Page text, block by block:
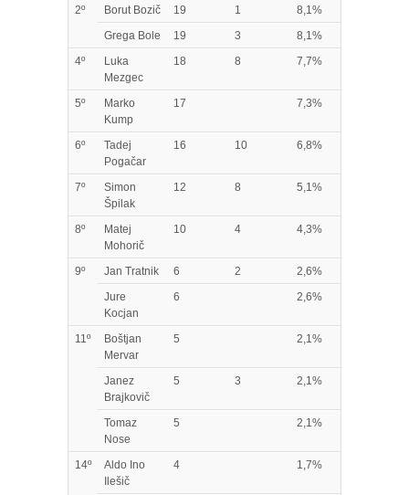
2º Borut Bozič 19 1
8,1%
Grega Bole
19 3
8,1%
4º
Luka
Mezgec
18 8 7,7%
5º
Marko
Kump
17 7,3%
6º
Tadej
Pogačar
16 10 6,8%
7º
Simon
Špilak
12 8 5,1%
8º
Matej
Mohorič
10 4 4,3%
9º Jan Tratnik 6 2
2,6%
Jure
Kocjan
6 2,6%
11º
Boštjan
Mervar
5 2,1%
Janez
Brajkovič
5 3 2,1%
Tomaz
Nose
5 2,1%
14º
Aldo Ino
Ilešič
4 1,7%